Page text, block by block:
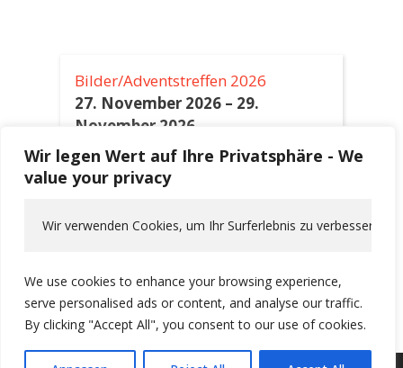
Wir legen Wert auf Ihre Privatsphäre - We
value your privacy
Wir verwenden Cookies, um Ihr Surferlebnis zu verbessern,
We use cookies to enhance your browsing experience,
serve personalised ads or content, and analyse our traffic.
By clicking "Accept All", you consent to our use of cookies.
Bilder/Adventstreffen 2026
27. November 2026 – 29.
November 2026
Himmelfahrt 2027
10. Juni 2027
19. Juni 2027